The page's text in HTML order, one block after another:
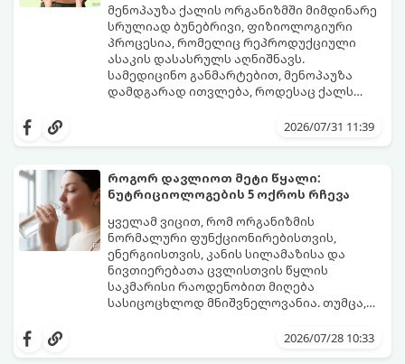
მენოპაუზა ქალის ორგანიზმში მიმდინარე
სრულიად ბუნებრივი, ფიზიოლოგიური
პროცესია, რომელიც რეპროდუქციული
ასაკის დასასრულს აღნიშნავს.
სამედიცინო განმარტებით, მენოპაუზა
დამდგარად ითვლება, როდესაც ქალს
ცვლილებები ამ მომენტამდე ბევრად ადრე
საშუალოდ 40-დან 50 წლამდე ასაკში იწყება
და შესაძლოა 4-დან 8 წლამდე
გაგრძელდეს).
იმისათვის, რომ ეს პერიოდი შფოთვის
გარეშე გაიაროთ, მნიშვნელოვანია
იცოდეთ, რა სიგნალებს გზავნის ორგანიზმი
და როგორ შეიმსუბუქოთ მდგომარეობა
მეან-გინეკოლოგებისა და
ნუტრიციოლოგების რეკომენდაციებით.
2026/07/31 11:39
როგორ დავლიოთ მეტი წყალი:
ნუტრიციოლოგების 5 ოქროს რჩევა
ყველამ ვიცით, რომ ორგანიზმის
ნორმალური ფუნქციონირებისთვის,
ენერგიისთვის, კანის სილამაზისა და
ნივთიერებათა ცვლისთვის წყლის
საკმარისი რაოდენობით მიღება
სასიცოცხლოდ მნიშვნელოვანია. თუმცა,
უბრალოდ ჩვევის არქონის გამო, დღის
დალევა ან მისი გემო მოსაწყენი2026/07/28 10:33